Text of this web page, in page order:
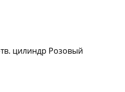
цилиндр Розовый